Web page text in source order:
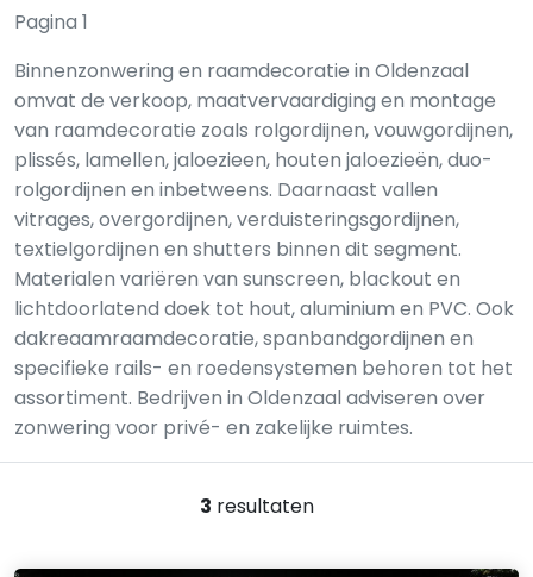
Pagina 1
Binnenzonwering en raamdecoratie in Oldenzaal
omvat de verkoop, maatvervaardiging en montage
van raamdecoratie zoals rolgordijnen, vouwgordijnen,
plissés, lamellen, jaloezieen, houten jaloezieën, duo-
rolgordijnen en inbetweens. Daarnaast vallen
vitrages, overgordijnen, verduisteringsgordijnen,
textielgordijnen en shutters binnen dit segment.
Materialen variëren van sunscreen, blackout en
lichtdoorlatend doek tot hout, aluminium en PVC. Ook
dakreaamraamdecoratie, spanbandgordijnen en
specifieke rails- en roedensystemen behoren tot het
assortiment. Bedrijven in Oldenzaal adviseren over
zonwering voor privé- en zakelijke ruimtes.
3 resultaten